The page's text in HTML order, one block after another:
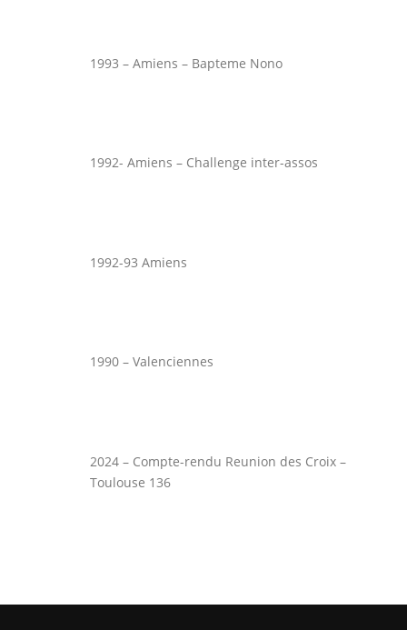
1993 – Amiens – Bapteme Nono
1992- Amiens – Challenge inter-assos
1992-93 Amiens
1990 – Valenciennes
2024 – Compte-rendu Reunion des Croix –
Toulouse 136